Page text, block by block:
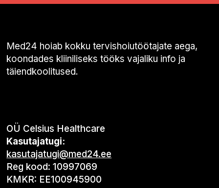
Med24 hoiab kokku tervishoiutöötajate aega,
koondades kliiniliseks tööks vajaliku info ja
täiendkoolitused.
OÜ Celsius Healthcare
Kasutajatugi:
kasutajatugi@med24.ee
Reg kood: 10997069
KMKR: EE100945900